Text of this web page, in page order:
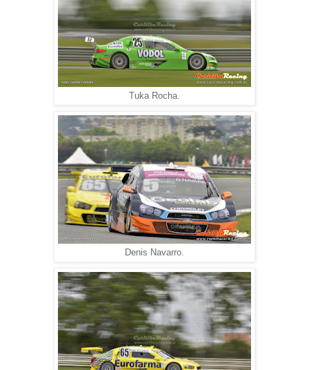
Tuka Rocha.
Denis Navarro.